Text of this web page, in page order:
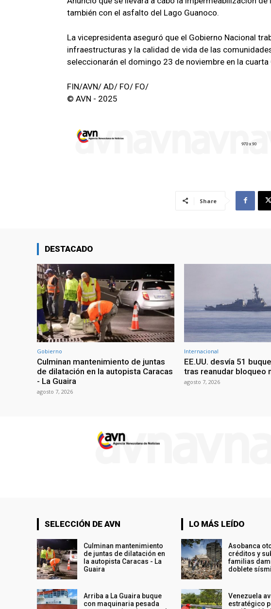
también con el asfalto del Lago Guanoco.
La vicepresidenta aseguró que el Gobierno Nacional
infraestructuras y la calidad de vida de las
seleccionarán el domingo 23 de noviembre en la
FIN/AVN/ AD/ FO/ FO/
© AVN - 2025
Share
DESTACADO
Gobierno
Culminan mantenimiento de juntas
de dilatación en la autopista Caracas
- La Guaira
agosto 7, 2026
Internacional
EE.UU. desvía 51
tras reanudar bloqueo
agosto 7, 2026
SELECCIÓN DE AVN
Culminan mantenimiento
de juntas de dilatación en
la autopista Caracas - La
Guaira
Arriba a La Guaira buque
con maquinaria pesada
LO MÁS LEÍDO
Asobanca
créditos y
familias
doblete
Venezuela
estratégico